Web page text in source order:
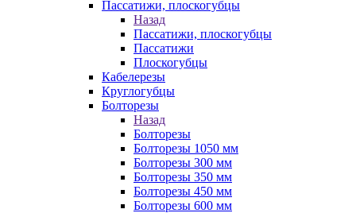
Пассатижи, плоскогубцы
Назад
Пассатижи, плоскогубцы
Пассатижи
Плоскогубцы
Кабелерезы
Круглогубцы
Болторезы
Назад
Болторезы
Болторезы 1050 мм
Болторезы 300 мм
Болторезы 350 мм
Болторезы 450 мм
Болторезы 600 мм